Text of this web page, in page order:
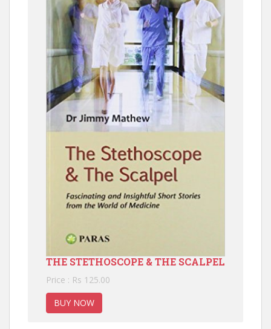
THE STETHOSCOPE & THE SCALPEL
Price : Rs 125.00
BUY NOW